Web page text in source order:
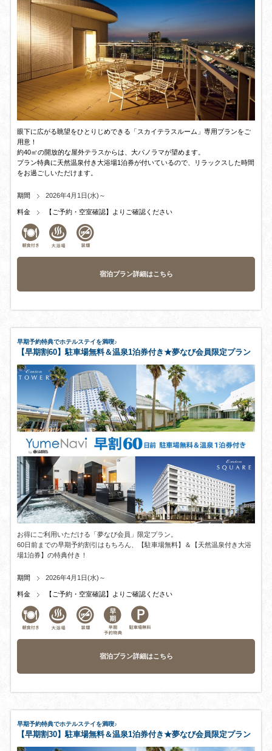
眼下に広がる眺望をひとりじめできる「スカイテラスルーム」専用プランをご
用意！
約40㎡の開放的な屋外テラスからは、大パノラマが望めます。
プラン特典に天然温泉付き大浴場1泊券が付いているので、リラックスした時間
をお過ごしいただけます。
期間 2026年4月1日(水)～
料金 【ご予約・空室確認】よりご確認ください
宿泊プラン詳細はこちら
早期予約特典でホテルステイを満喫♪
【早期割60】駐車場無料＆温泉1泊券付き★夢なび会員限定プラン
お得にご利用いただける「夢なび会員」限定プラン。
60日前までの早期予約割引はもちろん、【駐車場無料】＆【天然温泉付き大浴
場1泊券】の特典付き！
期間 2026年4月1日(水)～
料金 【ご予約・空室確認】よりご確認ください
宿泊プラン詳細はこちら
早期予約特典でホテルステイを満喫♪
【早期割30】駐車場無料＆温泉1泊券付き★夢なび会員限定プラン